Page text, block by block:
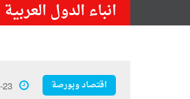
انباء الدول العربية
رئيس حي السيدة زينب يتابع أعمال
اقتصاد وبورصة